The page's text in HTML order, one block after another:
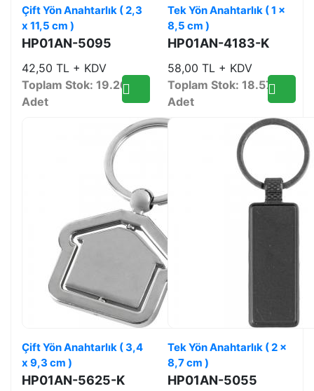
Çift Yön Anahtarlık ( 2,3
x 11,5 cm )
HP01AN-5095
42,50 TL + KDV
Toplam Stok: 19.260
Adet
Tek Yön Anahtarlık ( 1 x
8,5 cm )
HP01AN-4183-K
58,00 TL + KDV
Toplam Stok: 18.578
Adet
Çift Yön Anahtarlık ( 3,4
x 9,3 cm )
HP01AN-5625-K
Tek Yön Anahtarlık ( 2 x
8,7 cm )
HP01AN-5055